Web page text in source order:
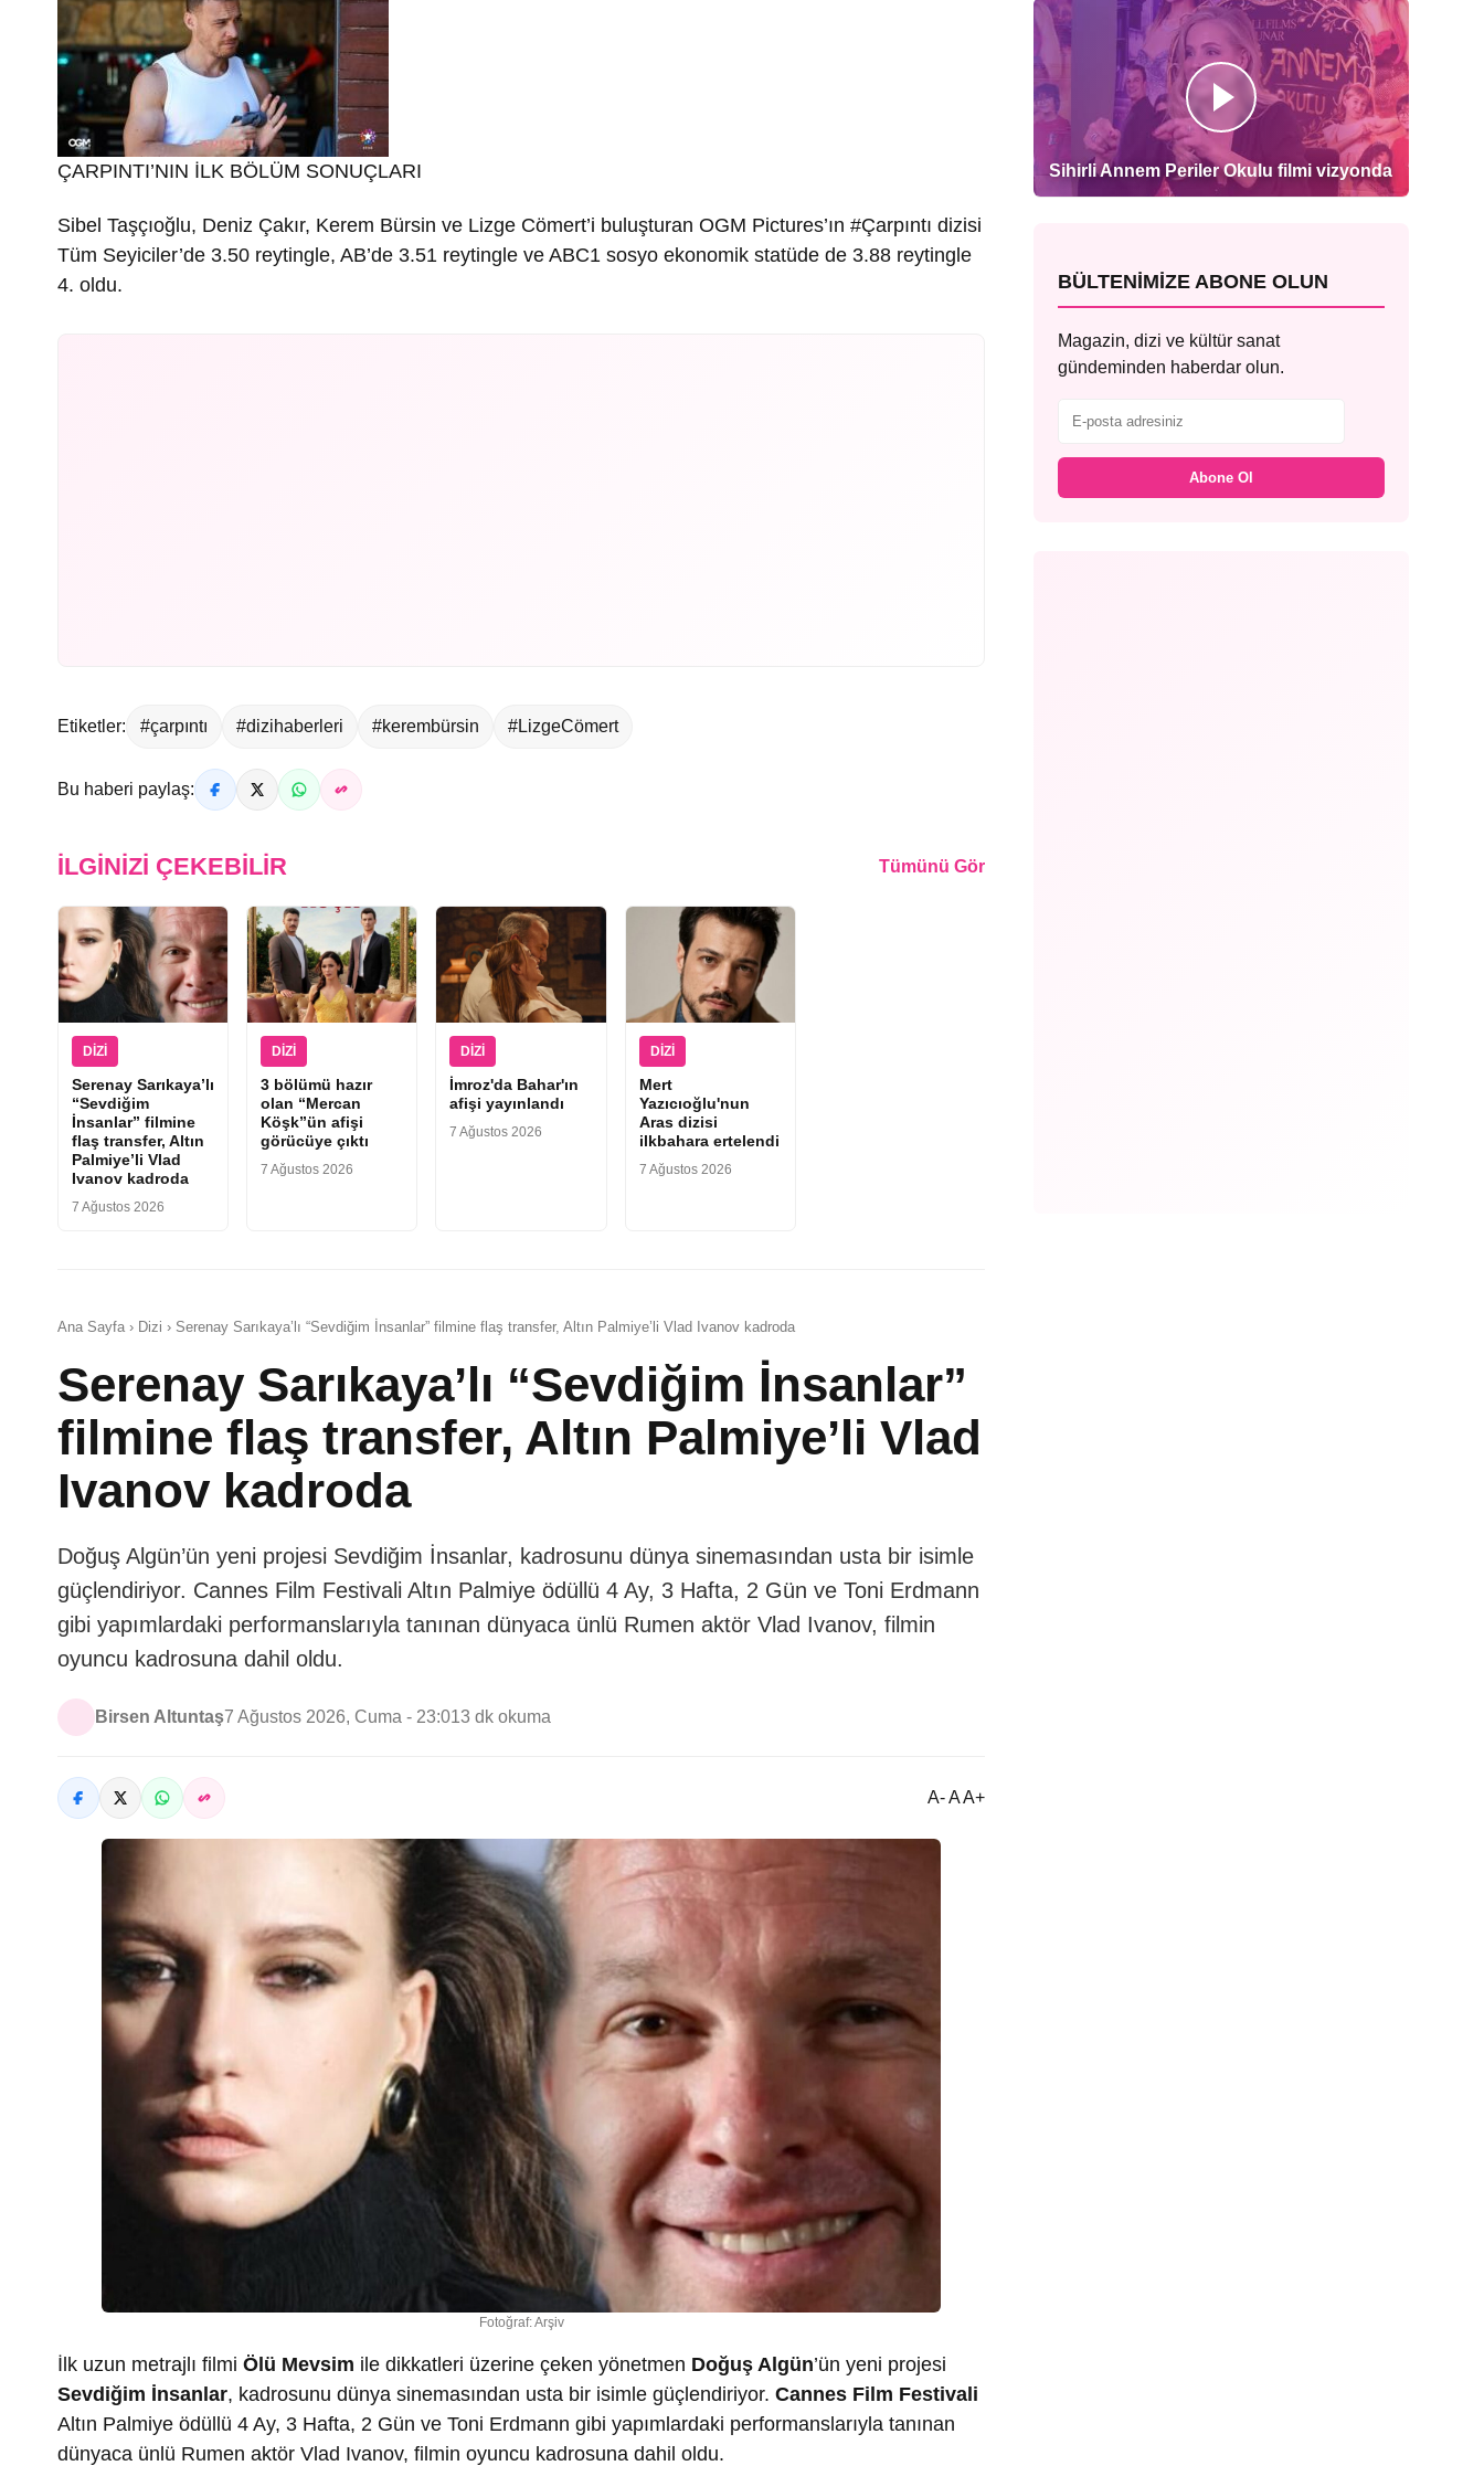
ÇARPINTI’NIN İLK BÖLÜM SONUÇLARI
Sibel Taşçıoğlu, Deniz Çakır, Kerem Bürsin ve Lizge Cömert’i buluşturan OGM Pictures’ın #Çarpıntı dizisi
Tüm Seyiciler’de 3.50 reytingle, AB’de 3.51 reytingle ve ABC1 sosyo ekonomik statüde de 3.88 reytingle
4. oldu.
Etiketler: #çarpıntı #dizihaberleri #kerembürsin #LizgeCömert
Bu haberi paylaş:
İLGINIZI ÇEKEBILIR Tümünü Gör
DIZI
Serenay Sarıkaya’lı
“Sevdiğim
İnsanlar” filmine
flaş transfer, Altın
Palmiye’li Vlad
Ivanov kadroda
7 Ağustos 2026
DIZI
3 bölümü hazır
olan “Mercan
Köşk”ün afişi
görücüye çıktı
7 Ağustos 2026
DIZI
İmroz'da Bahar'ın
afişi yayınlandı
7 Ağustos 2026
DIZI
Mert
Yazıcıoğlu'nun
Aras dizisi
ilkbahara ertelendi
7 Ağustos 2026
Ana Sayfa › Dizi › Serenay Sarıkaya’lı “Sevdiğim İnsanlar” filmine flaş transfer, Altın Palmiye’li Vlad Ivanov kadroda
Serenay Sarıkaya’lı “Sevdiğim İnsanlar”
filmine flaş transfer, Altın Palmiye’li Vlad
Ivanov kadroda
Doğuş Algün’ün yeni projesi Sevdiğim İnsanlar, kadrosunu dünya sinemasından usta bir isimle
güçlendiriyor. Cannes Film Festivali Altın Palmiye ödüllü 4 Ay, 3 Hafta, 2 Gün ve Toni Erdmann
gibi yapımlardaki performanslarıyla tanınan dünyaca ünlü Rumen aktör Vlad Ivanov, filmin
oyuncu kadrosuna dahil oldu.
Birsen Altuntaş7 Ağustos 2026, Cuma - 23:013 dk okuma
A- A A+
Fotoğraf: Arşiv
İlk uzun metrajlı filmi Ölü Mevsim ile dikkatleri üzerine çeken yönetmen Doğuş Algün’ün yeni projesi
Sevdiğim İnsanlar, kadrosunu dünya sinemasından usta bir isimle güçlendiriyor. Cannes Film Festivali
Altın Palmiye ödüllü 4 Ay, 3 Hafta, 2 Gün ve Toni Erdmann gibi yapımlardaki performanslarıyla tanınan
dünyaca ünlü Rumen aktör Vlad Ivanov, filmin oyuncu kadrosuna dahil oldu.
Sihirli Annem Periler Okulu filmi vizyonda
BÜLTENIMIZE ABONE OLUN
Magazin, dizi ve kültür sanat
gündeminden haberdar olun.
Abone Ol